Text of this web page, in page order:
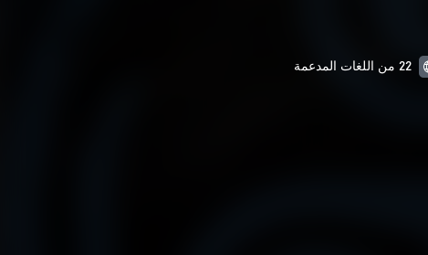
22 من اللغات المدعمة